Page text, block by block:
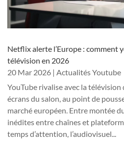
Netflix alerte l’Europe : comment
télévision en 2026
20 Mar 2026 | Actualités Youtube
YouTube rivalise avec la
écrans du salon, au point de
marché européen. Entre montée
inédites entre chaînes et
temps d’attention, l’audiovisuel...